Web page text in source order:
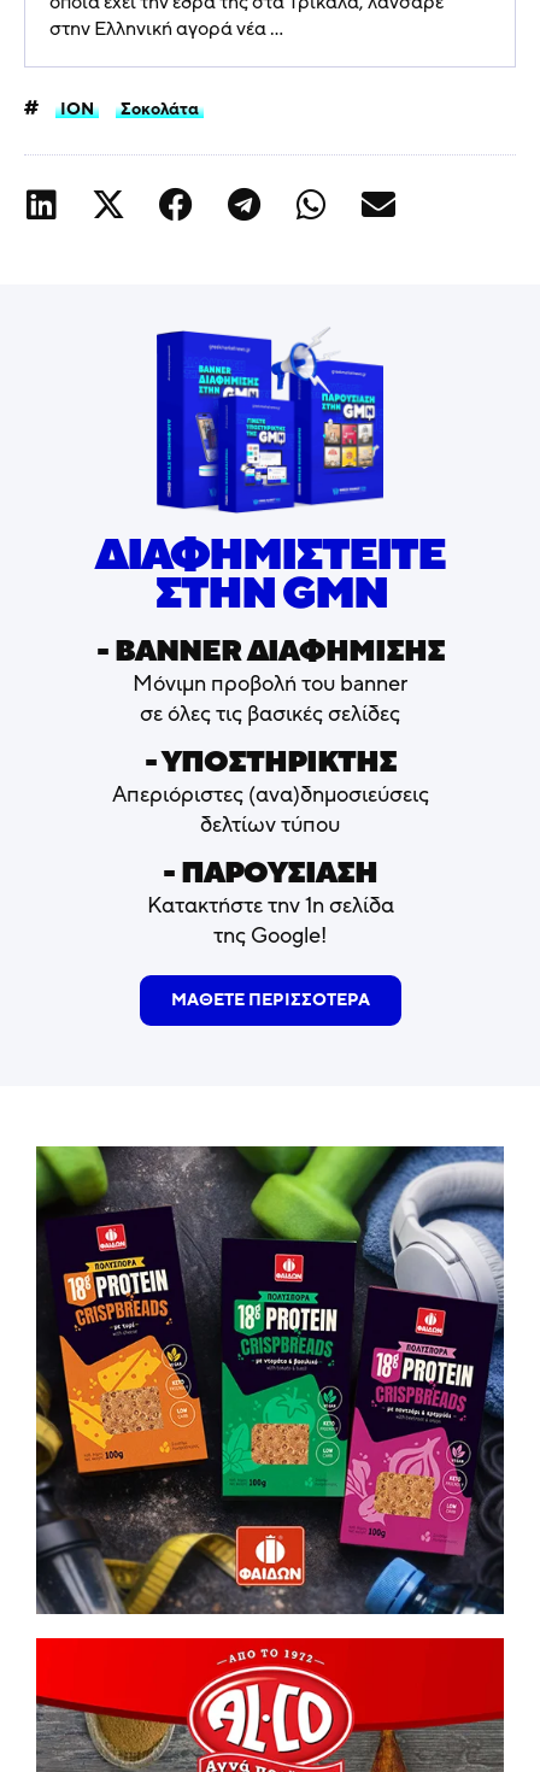
στην Ελληνική αγορά νέα ...
ΙΟΝ Σοκολάτα
ΔΙΑΦΗΜΙΣΤΕΙΤΕ
ΣΤΗΝ GMN
- ΒΑNNER ΔΙΑΦΗΜΙΣΗΣ
Μόνιμη προβολή του banner
σε όλες τις βασικές σελίδες
- ΥΠΟΣΤΗΡΙΚΤΗΣ
Απεριόριστες (ανα)δημοσιεύσεις
δελτίων τύπου
- ΠΑΡΟΥΣΙΑΣΗ
Κατακτήστε την 1η σελίδα
της Google!
ΜΑΘΕΤΕ ΠΕΡΙΣΣΟΤΕΡΑ